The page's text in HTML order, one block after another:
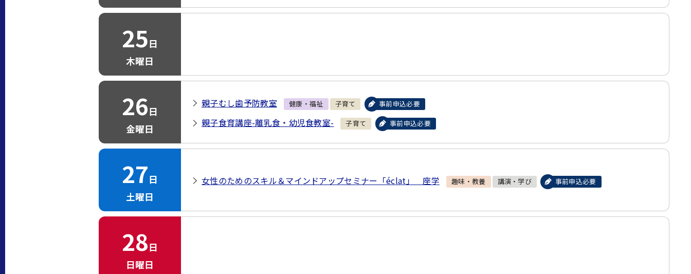
25日
木曜日
26日
金曜日
親子むし歯予防教室 健康・福祉 子育て 事前申込必要
親子食育講座-離乳食・幼児食教室- 子育て 事前申込必要
27日
土曜日
女性のためのスキル＆マインドアップセミナー「éclat」 座学 趣味・教養 講演・学び 事前申込必要
28日
日曜日